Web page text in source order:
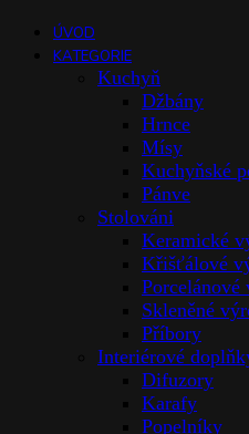
ÚVOD
KATEGORIE
Kuchyň
Džbány
Hrnce
Mísy
Kuchyňské
Pánve
Stolováni
Keramické
Křišťálové
Porcelánové
Skleněné
Příbory
Interiérové
Difuzory
Karafy
Popelníky